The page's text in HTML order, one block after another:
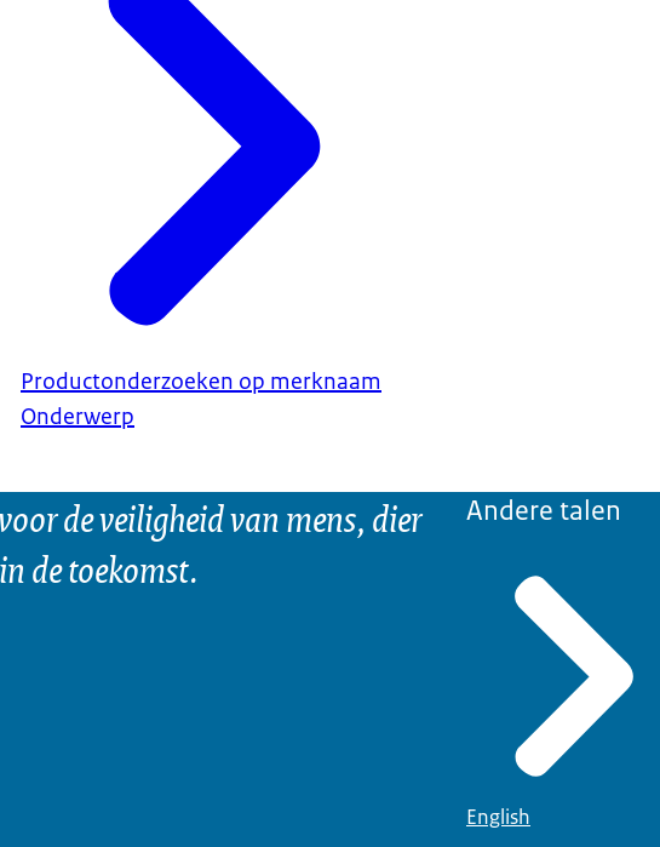
Productonderzoeken op merknaam
Onderwerp
de veiligheid van mens, dier
de toekomst.
Andere talen
English